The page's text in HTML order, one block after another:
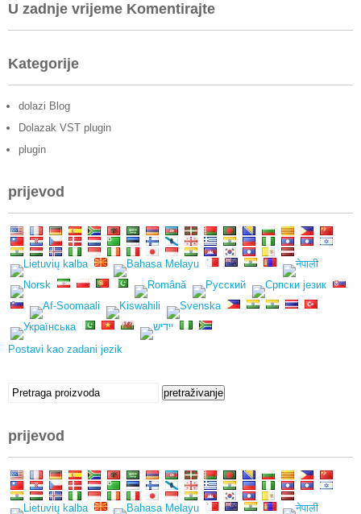
U zadnje vrijeme Komentirajte
Kategorije
dolazi Blog
Dolazak VST plugin
plugin
prijevod
Postavi kao zadani jezik
tražiti: pretraživanje
prijevod